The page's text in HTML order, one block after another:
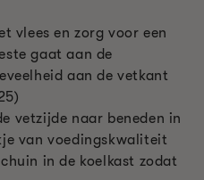
vlees en zorg voor een
gaat aan de
aan de vetkant
vetzijde naar beneden in
van voedingskwaliteit
in de koelkast zodat